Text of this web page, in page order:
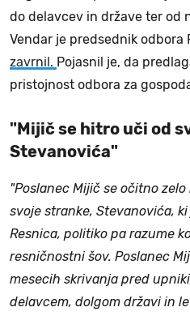
do delavcev in države ter od
Vendar je predsednik odbora
zavrnil. Pojasnil je, da
pristojnost odbora za
"Mijič se hitro uči od
Stevanovića"
"Poslanec Mijič se očitno
svoje stranke, Stevanovića,
Resnica, politiko pa razume
resničnostni šov. Poslanec
mesecih skrivanja pred
delavcem, dolgom državi in